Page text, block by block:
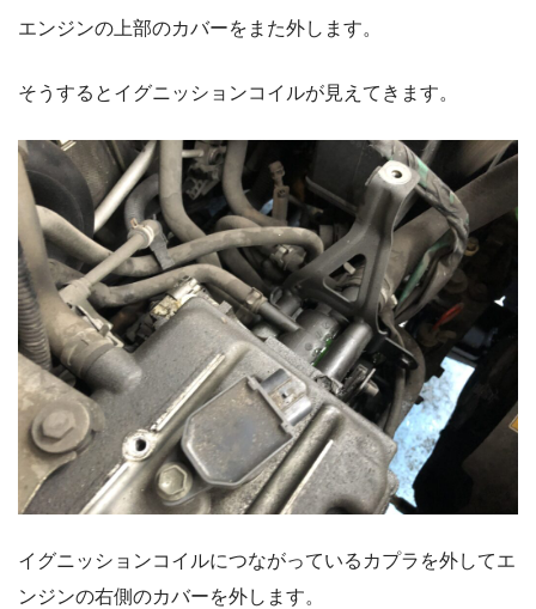
エンジンの上部のカバーをまた外します。
そうするとイグニッションコイルが見えてきます。
イグニッションコイルにつながっているカプラを外してエ
ンジンの右側のカバーを外します。